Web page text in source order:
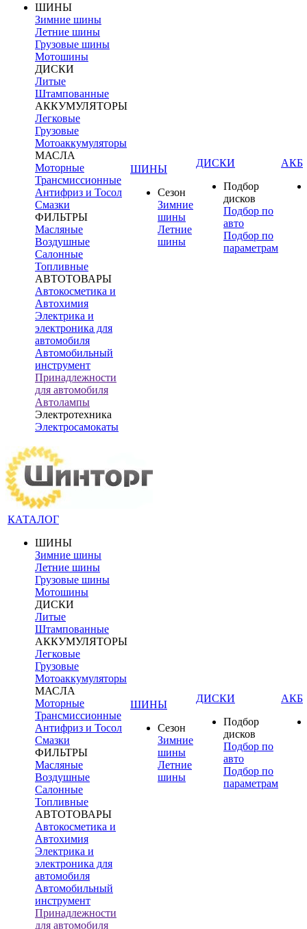
ШИНЫ
Зимние шины
Летние шины
Грузовые шины
Мотошины
ДИСКИ
Литые
Штампованные
АККУМУЛЯТОРЫ
Легковые
Грузовые
Мотоаккумуляторы
МАСЛА
Моторные
Трансмиссионные
Антифриз и Тосол
Смазки
ФИЛЬТРЫ
Масляные
Воздушные
Салонные
Топливные
АВТОТОВАРЫ
Автокосметика и
Автохимия
Электрика и
электроника для
автомобиля
Автомобильный
инструмент
Принадлежности
для автомобиля
Автолампы
Электротехника
Электросамокаты
ШИНЫ
Сезон
Зимние
шины
Летние
шины
ДИСКИ
Подбор
дисков
Подбор по
авто
Подбор по
параметрам
АКБ
КАТАЛОГ
ШИНЫ
Зимние шины
Летние шины
Грузовые шины
Мотошины
ДИСКИ
Литые
Штампованные
АККУМУЛЯТОРЫ
Легковые
Грузовые
Мотоаккумуляторы
МАСЛА
Моторные
Трансмиссионные
Антифриз и Тосол
Смазки
ФИЛЬТРЫ
Масляные
Воздушные
Салонные
Топливные
АВТОТОВАРЫ
Автокосметика и
Автохимия
Электрика и
электроника для
автомобиля
Автомобильный
инструмент
Принадлежности
для автомобиля
ШИНЫ
Сезон
Зимние
шины
Летние
шины
ДИСКИ
Подбор
дисков
Подбор по
авто
Подбор по
параметрам
АКБ